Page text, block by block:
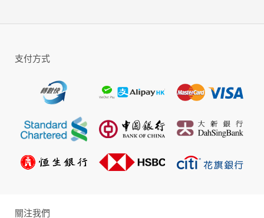
盤戰」為門派建功立業！以個人身份參加「龍
人！當你擁有絕強能力，便可以自立門戶，成
及通天平起平坐！
Facebook官方專頁：
https://www.facebook.com/DTHeroesGameone
支付方式
關注我們